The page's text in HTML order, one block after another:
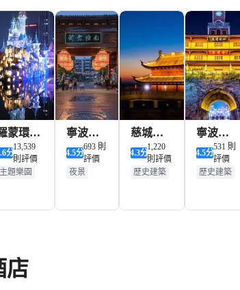
蒙環球
園
分
13,539
則評價
主題樂園
寧波南
塘老街
4.5分
693 則
評價
夜景
慈城古
縣城
4.3分
1,220
則評價
歷史建築
寧波鼓
樓
4.5分
531 則
評價
歷史建築
店